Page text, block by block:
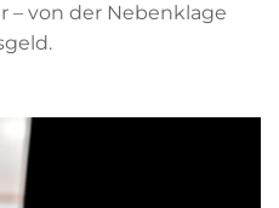
– von der Nebenklage